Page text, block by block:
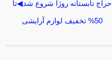
حراج تابستانه روژا شروع شد◀تا
50% تخفیف لوازم آرایشی